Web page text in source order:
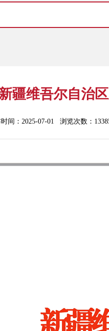
疆维吾尔自治
间：2025-07-01 浏览次数：